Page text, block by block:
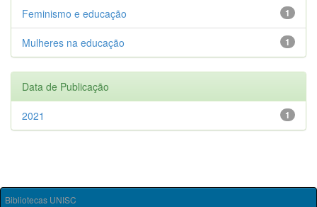
1
Feminismo e educação
1
Mulheres na educação
Data de Publicação
1
2021
Bibliotecas UNISC